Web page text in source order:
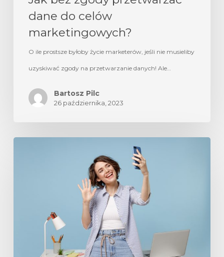
dane do celów
marketingowych?
O ile prostsze byłoby życie marketerów, jeśli nie musieliby
uzyskiwać zgody na przetwarzanie danych! Ale…
Bartosz Pilc
26 października, 2023